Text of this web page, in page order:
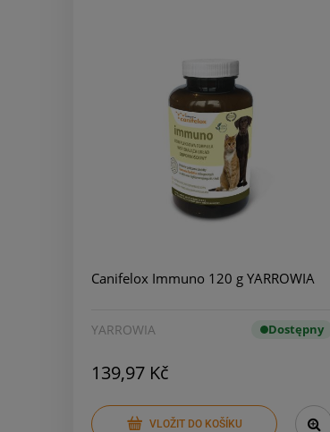
Canifelox Immuno 120 g YARROWIA
YARROWIA Dostępny
139,97 Kč
VLOŽIT DO KOŠÍKU